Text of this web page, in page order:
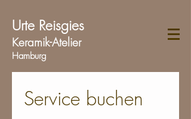
Urte Reisgies
Keramik-Atelier
Hamburg
info@urte-keramik.de
Service buchen